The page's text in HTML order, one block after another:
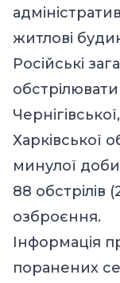
житлові
Російські
Харківської
минулої
88 обстрілів
озброєння.
Інформація
поранених